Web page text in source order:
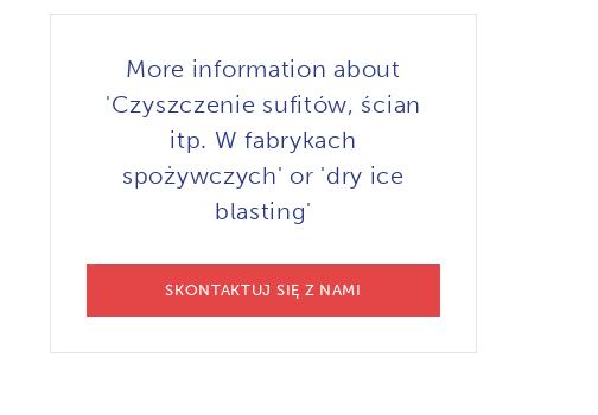
More information about
'Czyszczenie sufitów, ścian
itp. W fabrykach
spożywczych' or 'dry ice
blasting'
SKONTAKTUJ SIĘ Z NAMI